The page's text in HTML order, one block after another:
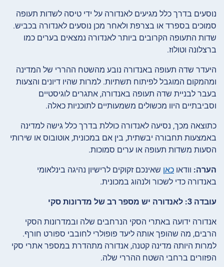
נוסעים בדרך כלל מגיעים לאנדורה על ידי טיסה לשדות תעופה
סמוכים בספרד או בצרפת ולאחר מכן נוסעים לאנדורה בכביש.
שדות התעופה הקרובים ביותר לאנדורה נמצאים בערים כמו
ברצלונה וטולוז.
היעדר שדה תעופה באנדורה נובע מהשטח ההררי של המדינה
ומהמקום המוגבל לפיתוח תשתיות. למרות שהיו דיונים והצעות
בעבר לבניית שדה תעופה באנדורה, אתגרים לוגיסטיים
וסביבתיים היוו מכשולים משמעותיים לתוכניות כאלה.
כתוצאה מכך, נסיעה לאנדורה כוללת בדרך כלל גישה למדינה
באמצעות תחבורה יבשתית, בין אם במכונית, אוטובוס או שירותי
הסעות משדות תעופה או ערים סמוכות.
הערה: וודאו כאן שאינכם זקוקים לרישיון נהיגה בינלאומי
באנדורה כדי לשכור ולנהוג במכונית.
עובדה 3: לאנדורה יש מספר רב של מדרונות סקי
אנדורה ידועה באתרי הסקי הנרחבים שלה ובמדרונות הסקי
הרבים, מה שהופך אותה ליעד פופולרי לחובבי ספורט חורף.
למרות היותה מדינה קטנה, אנדורה מתהדרת במספר אתרי סקי
הפזורים ברחבי השטח ההררי שלה.